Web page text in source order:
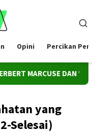
Opini Percikan
MARCUSE DAN “EROS
yang
Selesai)